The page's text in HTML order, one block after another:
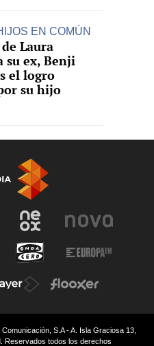
EN COMÚN
Laura
su ex, Benji
el logro
su hijo
S.A - A. Isla Graciosa 13,
Reservados todos los derechos